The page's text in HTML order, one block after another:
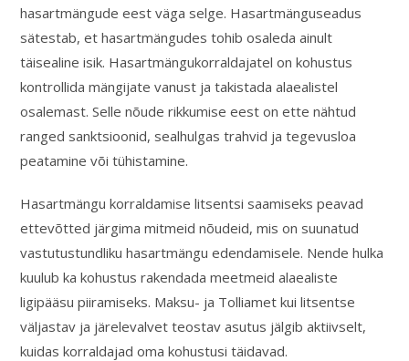
hasartmängude eest väga selge. Hasartmänguseadus
sätestab, et hasartmängudes tohib osaleda ainult
täisealine isik. Hasartmängukorraldajatel on kohustus
kontrollida mängijate vanust ja takistada alaealistel
osalemast. Selle nõude rikkumise eest on ette nähtud
ranged sanktsioonid, sealhulgas trahvid ja tegevusloa
peatamine või tühistamine.
Hasartmängu korraldamise litsentsi saamiseks peavad
ettevõtted järgima mitmeid nõudeid, mis on suunatud
vastutustundliku hasartmängu edendamisele. Nende hulka
kuulub ka kohustus rakendada meetmeid alaealiste
ligipääsu piiramiseks. Maksu- ja Tolliamet kui litsentse
väljastav ja järelevalvet teostav asutus jälgib aktiivselt,
kuidas korraldajad oma kohustusi täidavad.